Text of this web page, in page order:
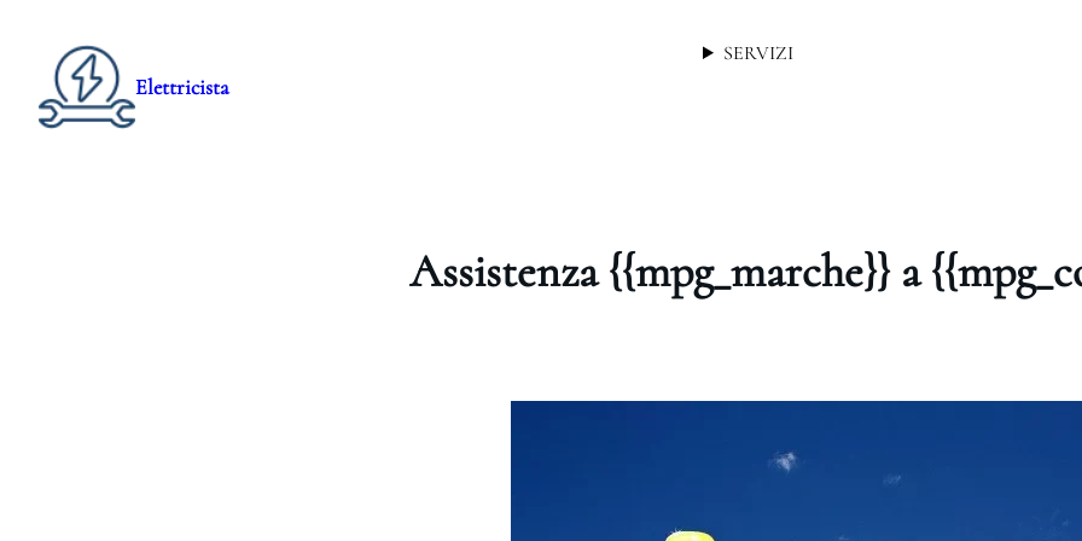
Elettricista
SERVIZI
Assistenza {{mpg_marche}} a